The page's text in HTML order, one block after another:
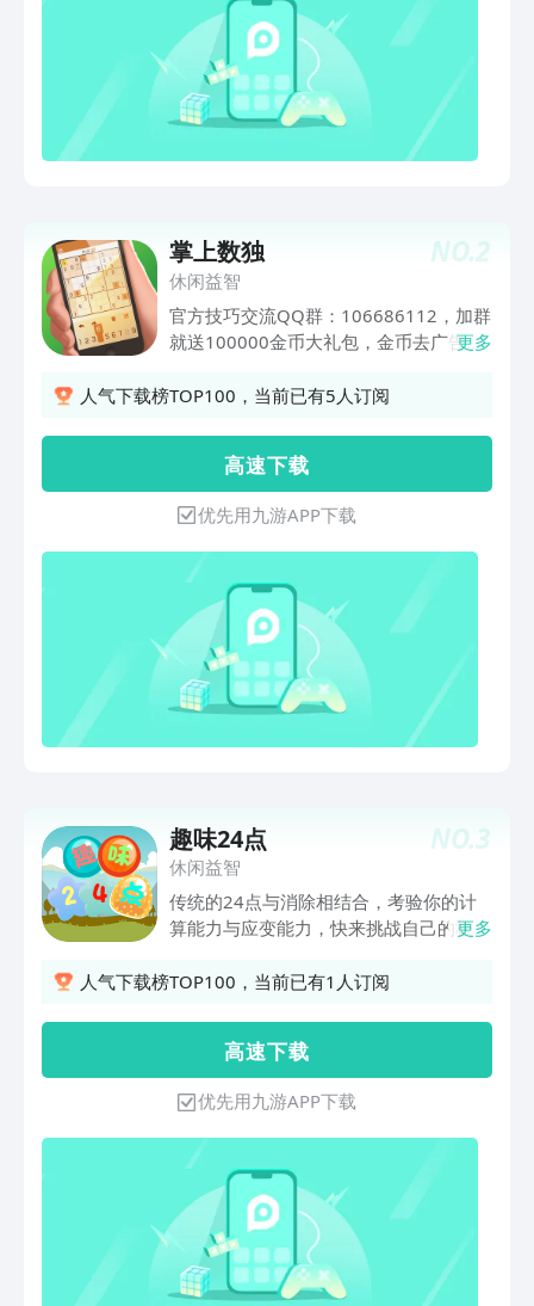
NO.2
掌上数独
休闲益智
官方技巧交流QQ群：106686112，加群
就送100000金币大礼包，金币去广告享
手，直观的教学，数独小白变大神。 2、
择，玩法多多，趣味多多。 4、每日竞
技，挑战再升级，每日排行争当榜首！
5、独创挑战系统，和全球玩家同台公平
竞技，畅爽PK。
更多
人气下载榜TOP100，当前已有5人订阅
高 速 下 载
优先用九游APP下载
NO.3
趣味24点
休闲益智
传统的24点与消除相结合，考验你的计
算能力与应变能力，快来挑战自己的极限
更多
人气下载榜TOP100，当前已有1人订阅
高 速 下 载
优先用九游APP下载